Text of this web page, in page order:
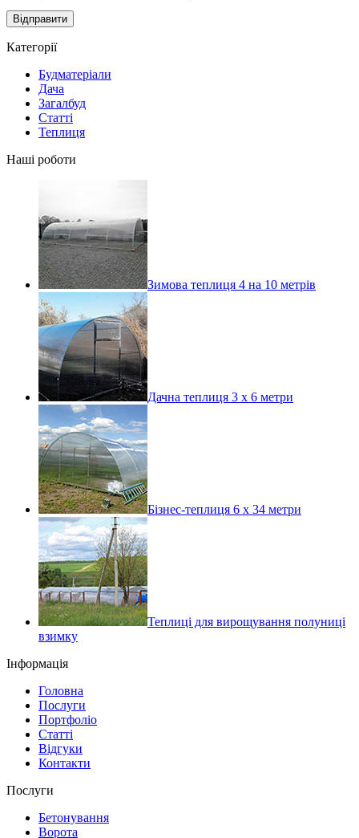
Категорії
Будматеріали
Дача
Загалбуд
Статті
Теплиця
Наші роботи
Зимова теплиця 4 на 10 метрів
Дачна теплиця 3 х 6 метри
Бізнес-теплиця 6 х 34 метри
Теплиці для вирощування полуниці
взимку
Інформація
Головна
Послуги
Портфоліо
Статті
Відгуки
Контакти
Послуги
Бетонування
Ворота